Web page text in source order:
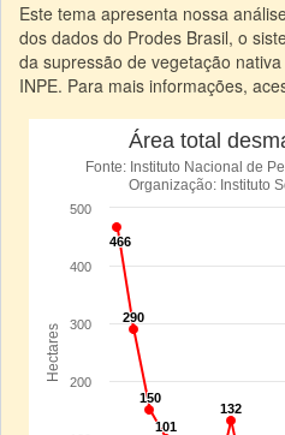
Este tema apresenta nossa
dos dados do Prodes Brasil, o
da supressão de vegetação
INPE. Para mais informações,